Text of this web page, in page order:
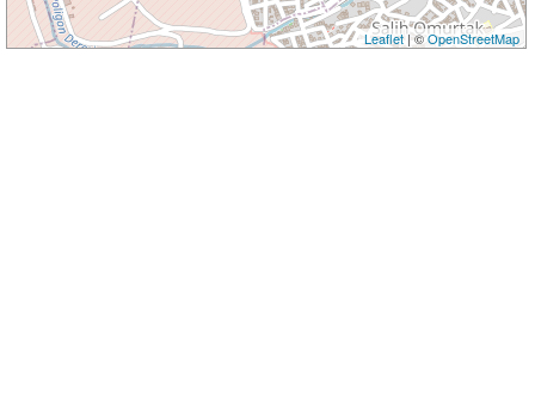
Leaflet| ©OpenStreetMap